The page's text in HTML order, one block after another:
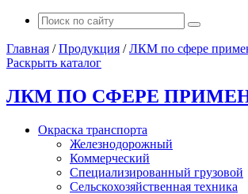
Главная /Продукция /ЛКМ по сфере
Раскрыть каталог
ЛКМ ПО СФЕРЕ
Окраска транспорта
Железнодорожный
Коммерческий
Специализированный грузовой
Сельскохозяйственная техника